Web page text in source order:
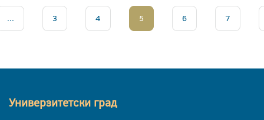
... 3 4 5 6 7
Универзитетски град